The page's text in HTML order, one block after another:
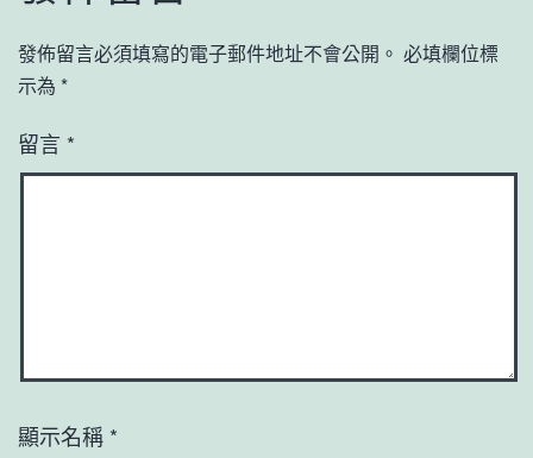
發佈留言必須填寫的電子郵件地址不會公開。 必填欄位標
示為 *
留言 *
顯示名稱 *